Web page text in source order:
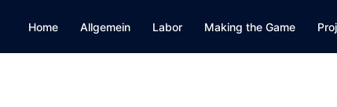
Home Allgemein Labor Making the Game